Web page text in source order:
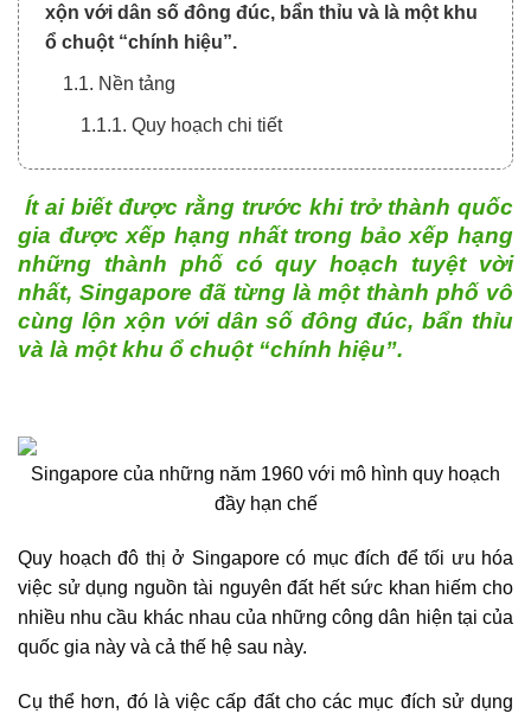
xộn với dân số đông đúc, bẩn thỉu và là một khu
ổ chuột “chính hiệu”.
1.1. Nền tảng
1.1.1. Quy hoạch chi tiết
Ít ai biết được rằng trước khi trở thành quốc
gia được xếp hạng nhất trong bảo xếp hạng
những thành phố có quy hoạch tuyệt vời
nhất, Singapore đã từng là một thành phố vô
cùng lộn xộn với dân số đông đúc, bẩn thỉu
và là một khu ổ chuột “chính hiệu”.
Singapore của những năm 1960 với mô hình quy hoạch
đầy hạn chế
Quy hoạch đô thị ở Singapore có mục đích để tối ưu hóa
việc sử dụng nguồn tài nguyên đất hết sức khan hiếm cho
nhiều nhu cầu khác nhau của những công dân hiện tại của
quốc gia này và cả thế hệ sau này.
Cụ thể hơn, đó là việc cấp đất cho các mục đích sử dụng